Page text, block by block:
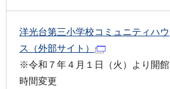
洋光台第三小学校コミュニティハウ
ス（外部サイト）
※令和７年４月１日（火）より開館
時間変更